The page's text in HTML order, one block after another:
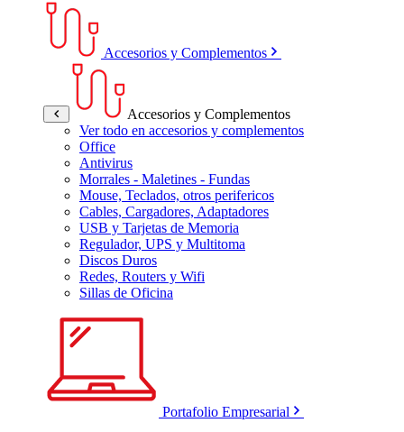
Accesorios y Complementos
Accesorios y Complementos
Ver todo en accesorios y complementos
Office
Antivirus
Morrales - Maletines - Fundas
Mouse, Teclados, otros perifericos
Cables, Cargadores, Adaptadores
USB y Tarjetas de Memoria
Regulador, UPS y Multitoma
Discos Duros
Redes, Routers y Wifi
Sillas de Oficina
Portafolio Empresarial